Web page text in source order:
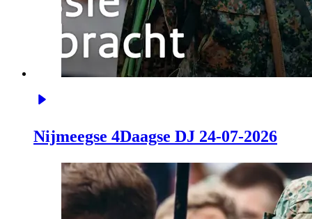
Nijmeegse 4Daagse DJ 24-07-2026